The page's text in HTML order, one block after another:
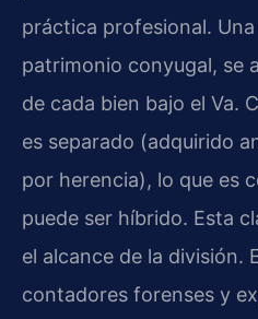
práctica profesional.
patrimonio conyugal, se
de cada bien bajo el Va.
es separado (adquirido
por herencia), lo que es
puede ser híbrido. Esta
el alcance de la división.
contadores forenses y